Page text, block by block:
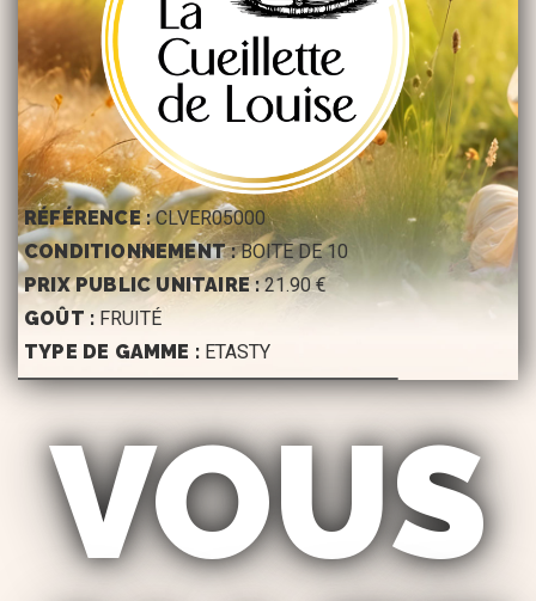
RÉFÉRENCE : CLVER05000
CONDITIONNEMENT : BOITE DE 10
PRIX PUBLIC UNITAIRE : 21.90 €
GOÛT : FRUITÉ
TYPE DE GAMME : ETASTY
VOUS